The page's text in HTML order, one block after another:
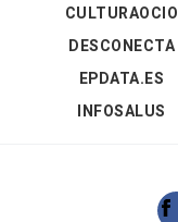
CULTURAOCIO
DESCONECTA
EPDATA.ES
INFOSALUS